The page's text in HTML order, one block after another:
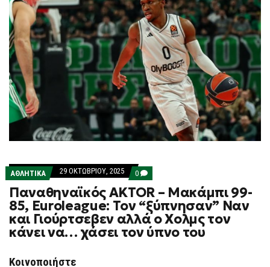
ΑΘΛΗΤΙΚΑ 29 ΟΚΤΩΒΡΊΟΥ, 2025 0 COMMENTS
ON
ΠΑΝΑΘΗΝΑΪΚΌΣ
AKTOR
ΜΑΚΆΜΠΙ
85,
Παναθηναϊκός AKTOR – Μακάμπι 99-
85, Euroleague: Τον “ξύπνησαν” Ναν
και Γιούρτσεβεν αλλά ο Χολμς τον
κάνει να… χάσει τον ύπνο του
Κοινοποιήστε